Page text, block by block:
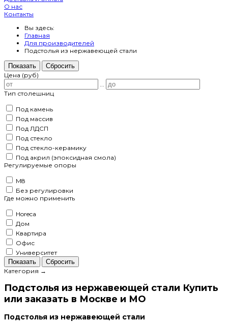
О нас
Контакты
Вы здесь:
Главная
Для производителей
Подстолья из нержавеющей стали
Показать
Сбросить
Цена (руб)
...
Тип столешниц
Под камень
Под массив
Под ЛДСП
Под стекло
Под стекло-керамику
Под акрил (эпоксидная смола)
Регулируемые опоры
M8
Без регулировки
Где можно применить
Horeca
Дом
Квартира
Офис
Университет
Показать
Сбросить
Категория →
Подстолья из нержавеющей стали Купить
или заказать в Москве и МО
Подстолья из нержавеющей стали